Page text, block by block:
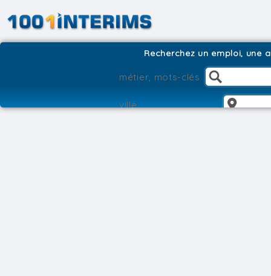
Recherchez un emploi, une